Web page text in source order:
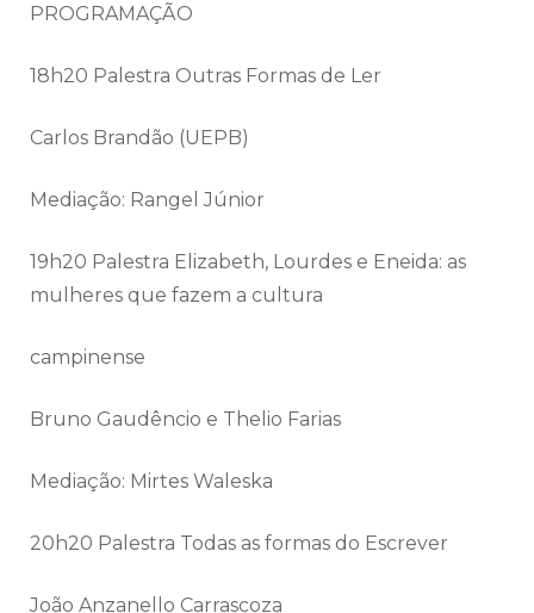
PROGRAMAÇÃO
18h20 Palestra Outras Formas de Ler
Carlos Brandão (UEPB)
Mediação: Rangel Júnior
19h20 Palestra Elizabeth, Lourdes e Eneida: as
mulheres que fazem a cultura
campinense
Bruno Gaudêncio e Thelio Farias
Mediação: Mirtes Waleska
20h20 Palestra Todas as formas do Escrever
João Anzanello Carrascoza